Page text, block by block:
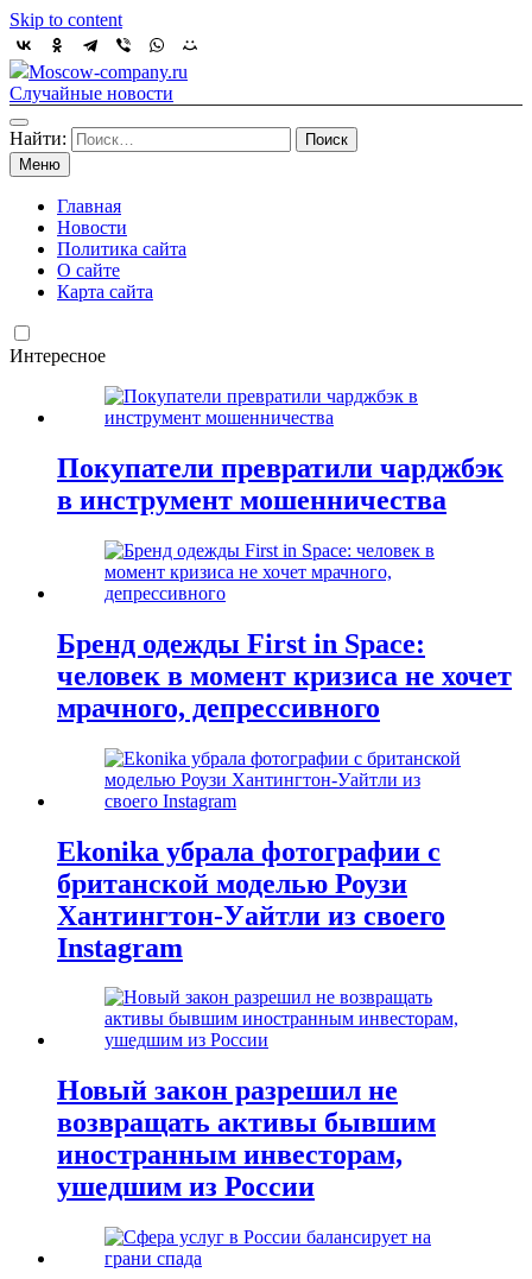
Skip to content
Moscow-company.ru
Случайные новости
Найти:
Меню
Главная
Новости
Политика сайта
О сайте
Карта сайта
Интересное
Покупатели превратили чарджбэк
в инструмент мошенничества
Бренд одежды First in Space:
человек в момент кризиса не хочет
мрачного, депрессивного
Ekonika убрала фотографии с
британской моделью Роузи
Хантингтон-Уайтли из своего
Instagram
Новый закон разрешил не
возвращать активы бывшим
иностранным инвесторам,
ушедшим из России